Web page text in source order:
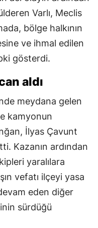
Varlı, Meclis
bölge halkının
ve ihmal edilen
gösterdi.
aldı
meydana gelen
kamyonun
İlyas Çavunt
Kazanın ardından
yaralılara
vefatı ilçeyi yasa
eden diğer
sürdüğü